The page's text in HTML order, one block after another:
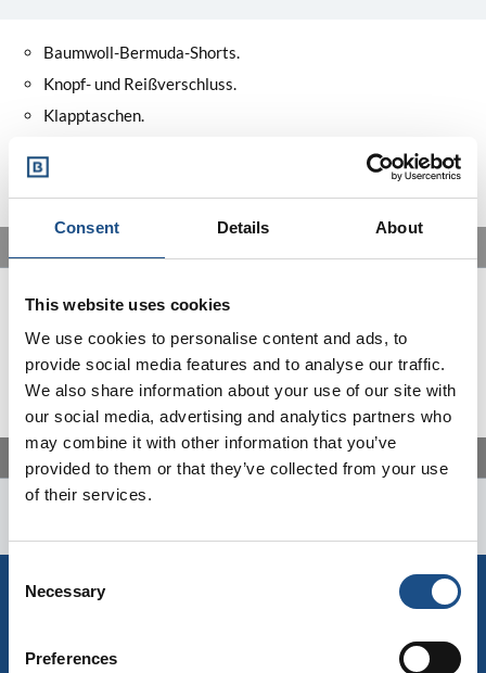
Consent Details About
This website uses cookies
We use cookies to personalise content and ads, to
provide social media features and to analyse our traffic.
We also share information about your use of our site with
our social media, advertising and analytics partners who
may combine it with other information that you’ve
provided to them or that they’ve collected from your use
of their services.
Selection
Necessary
Preferences
Baumwoll-Bermuda-Shorts.
Knopf- und Reißverschluss.
Klapptaschen.
Ton-auf-Ton-Logo "ΔX" ist an der Seite bestickt.
Zusammensetzung: 50 % Tencell, 50 % Baumwolle.
Modellgröße: 170 cm.
Traggröße: S.
ARTIKELDETAILS
10% RABATT